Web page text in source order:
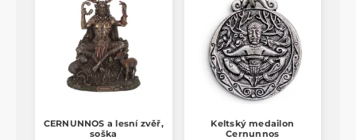
CERNUNNOS a lesní zvěř,
soška
Keltský medailon
Cernunnos